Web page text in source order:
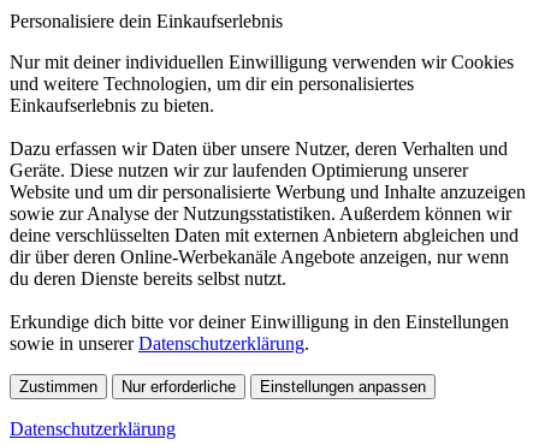
Personalisiere dein Einkaufserlebnis
Nur mit deiner individuellen Einwilligung verwenden wir Cookies
und weitere Technologien, um dir ein personalisiertes
Einkaufserlebnis zu bieten.
Dazu erfassen wir Daten über unsere Nutzer, deren Verhalten und
Geräte. Diese nutzen wir zur laufenden Optimierung unserer
Website und um dir personalisierte Werbung und Inhalte anzuzeigen
sowie zur Analyse der Nutzungsstatistiken. Außerdem können wir
deine verschlüsselten Daten mit externen Anbietern abgleichen und
dir über deren Online-Werbekanäle Angebote anzeigen, nur wenn
du deren Dienste bereits selbst nutzt.
Erkundige dich bitte vor deiner Einwilligung in den Einstellungen
sowie in unsererDatenschutzerklärung.
Zustimmen Nur erforderliche Einstellungen anpassen
Datenschutzerklärung